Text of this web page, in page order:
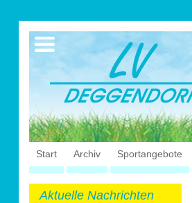
überspringen
Start Archiv Sportangebote
Aktuelle Nachrichten
Trainingszeiten
Lauf 10
Triathlon
Nordic Walking
17.05.2026 Triathlon
Ergebnisse
Mitgliedschaft
Vereinskleidung
Vorstandschaft
Übungs- Gruppenleiter
Dokumente